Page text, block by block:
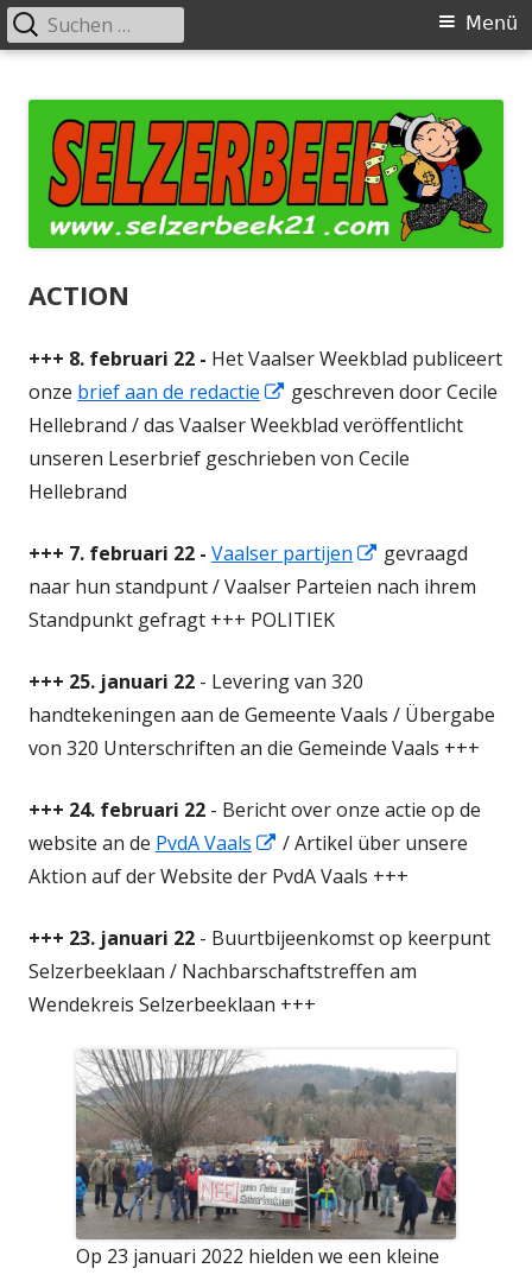
zum
gestaltet die Zukunft unserer Gemeinde?
Primäres
Menü
Suchen
nach:
ACTION
+++ 8. februari 22 - Het Vaalser Weekblad publiceert
onze brief aan de redactie
Öffnet
in
einem
geschreven door Cecile
Hellebrand / das Vaalser Weekblad veröffentlicht
unseren Leserbrief geschrieben von Cecile
Hellebrand
+++ 7. februari 22 - Vaalser partijen
Öffnet
in
gevraagd
naar hun standpunt / Vaalser Parteien nach ihrem
Standpunkt gefragt +++ POLITIEK
+++ 25. januari 22 - Levering van 320
handtekeningen aan de Gemeente Vaals / Übergabe
von 320 Unterschriften an die Gemeinde Vaals +++
+++ 24. februari 22 - Bericht over onze actie op de
website an de PvdA Vaals
Öffnet
in
neuem
Fenster
/ Artikel über unsere
Aktion auf der Website der PvdA Vaals +++
+++ 23. januari 22 - Buurtbijeenkomst op keerpunt
Selzerbeeklaan / Nachbarschaftstreffen am
Wendekreis Selzerbeeklaan +++
Op 23 januari 2022 hielden we een kleine